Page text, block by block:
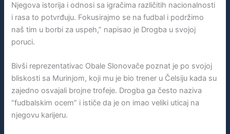
Njegova istorija i odnosi sa igračima različitih nacionalnosti
i rasa to potvrđuju. Fokusirajmo se na fudbal i podržimo
naš tim u borbi za uspeh,” napisao je Drogba u svojoj
poruci.
Bivši reprezentativac Obale Slonovače poznat je po svojoj
bliskosti sa Murinjom, koji mu je bio trener u Čelsiju kada su
zajedno osvajali brojne trofeje. Drogba ga često naziva
“fudbalskim ocem” i ističe da je on imao veliki uticaj na
njegovu karijeru.